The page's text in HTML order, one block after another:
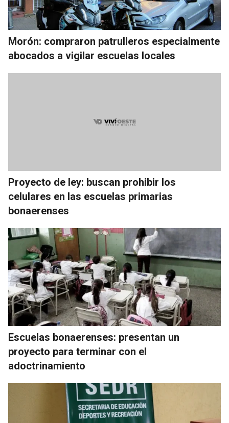
Morón: compraron patrulleros especialmente
abocados a vigilar escuelas locales
Proyecto de ley: buscan prohibir los
celulares en las escuelas primarias
bonaerenses
Escuelas bonaerenses: presentan un
proyecto para terminar con el
adoctrinamiento